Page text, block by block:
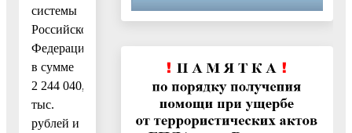
системы
Российской
Федерации,
в сумме
2 244 040,3
тыс.
рублей и